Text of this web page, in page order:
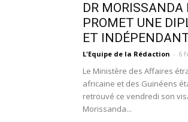
DR MORISSANDA
PROMET UNE
ET
L'Equipe de la Rédaction - 6
Le Ministère des Affaires
africaine et des Guinéens
retrouvé ce vendredi son
Morissanda...